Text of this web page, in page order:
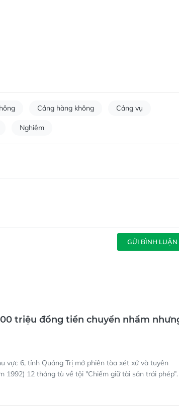
Cảng hàng không Cảng vụ
Nghiêm
GỬI BÌNH LUẬN
triệu đồng tiền chuyển nhầm nhưng
vực 6, tỉnh Quảng Trị mở phiên tòa xét xử và tuyên
1992) 12 tháng tù về tội "Chiếm giữ tài sản trái phép”.